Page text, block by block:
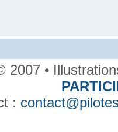
2007 •
: